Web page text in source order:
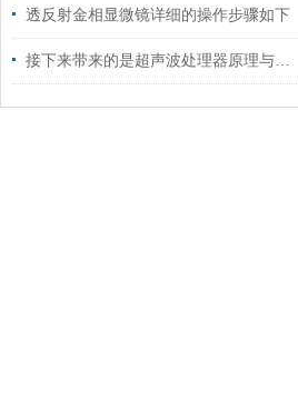
透反射金相显微镜详细的操作步骤如下
接下来带来的是超声波处理器原理与特点